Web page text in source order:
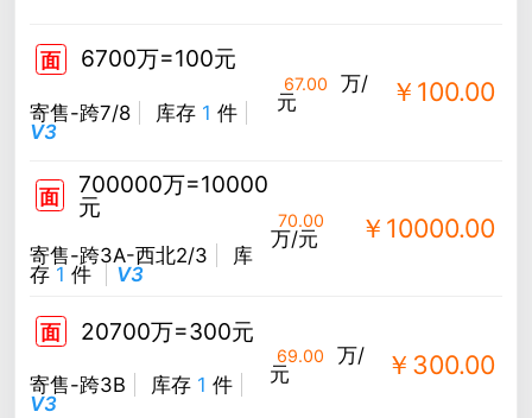
面 6700万=100元
寄售-跨7/8 库存 1 件
V3
67.00
万/
元
￥100.00
面 700000万=10000
元
寄售-跨3A-西北2/3
库
存 1 件 V3
70.00
万/元 ￥10000.00
面 20700万=300元
寄售-跨3B 库存 1 件
V3
69.00
万/
元
￥300.00